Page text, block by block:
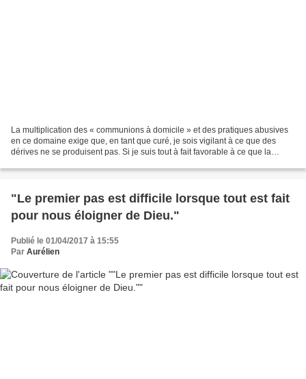
La multiplication des « communions à domicile » et des pratiques abusives
en ce domaine exige que, en tant que curé, je sois vigilant à ce que des
dérives ne se produisent pas. Si je suis tout à fait favorable à ce que la
"Le premier pas est difficile lorsque tout est fait
pour nous éloigner de Dieu."
Publié le 01/04/2017 à 15:55
Par Aurélien